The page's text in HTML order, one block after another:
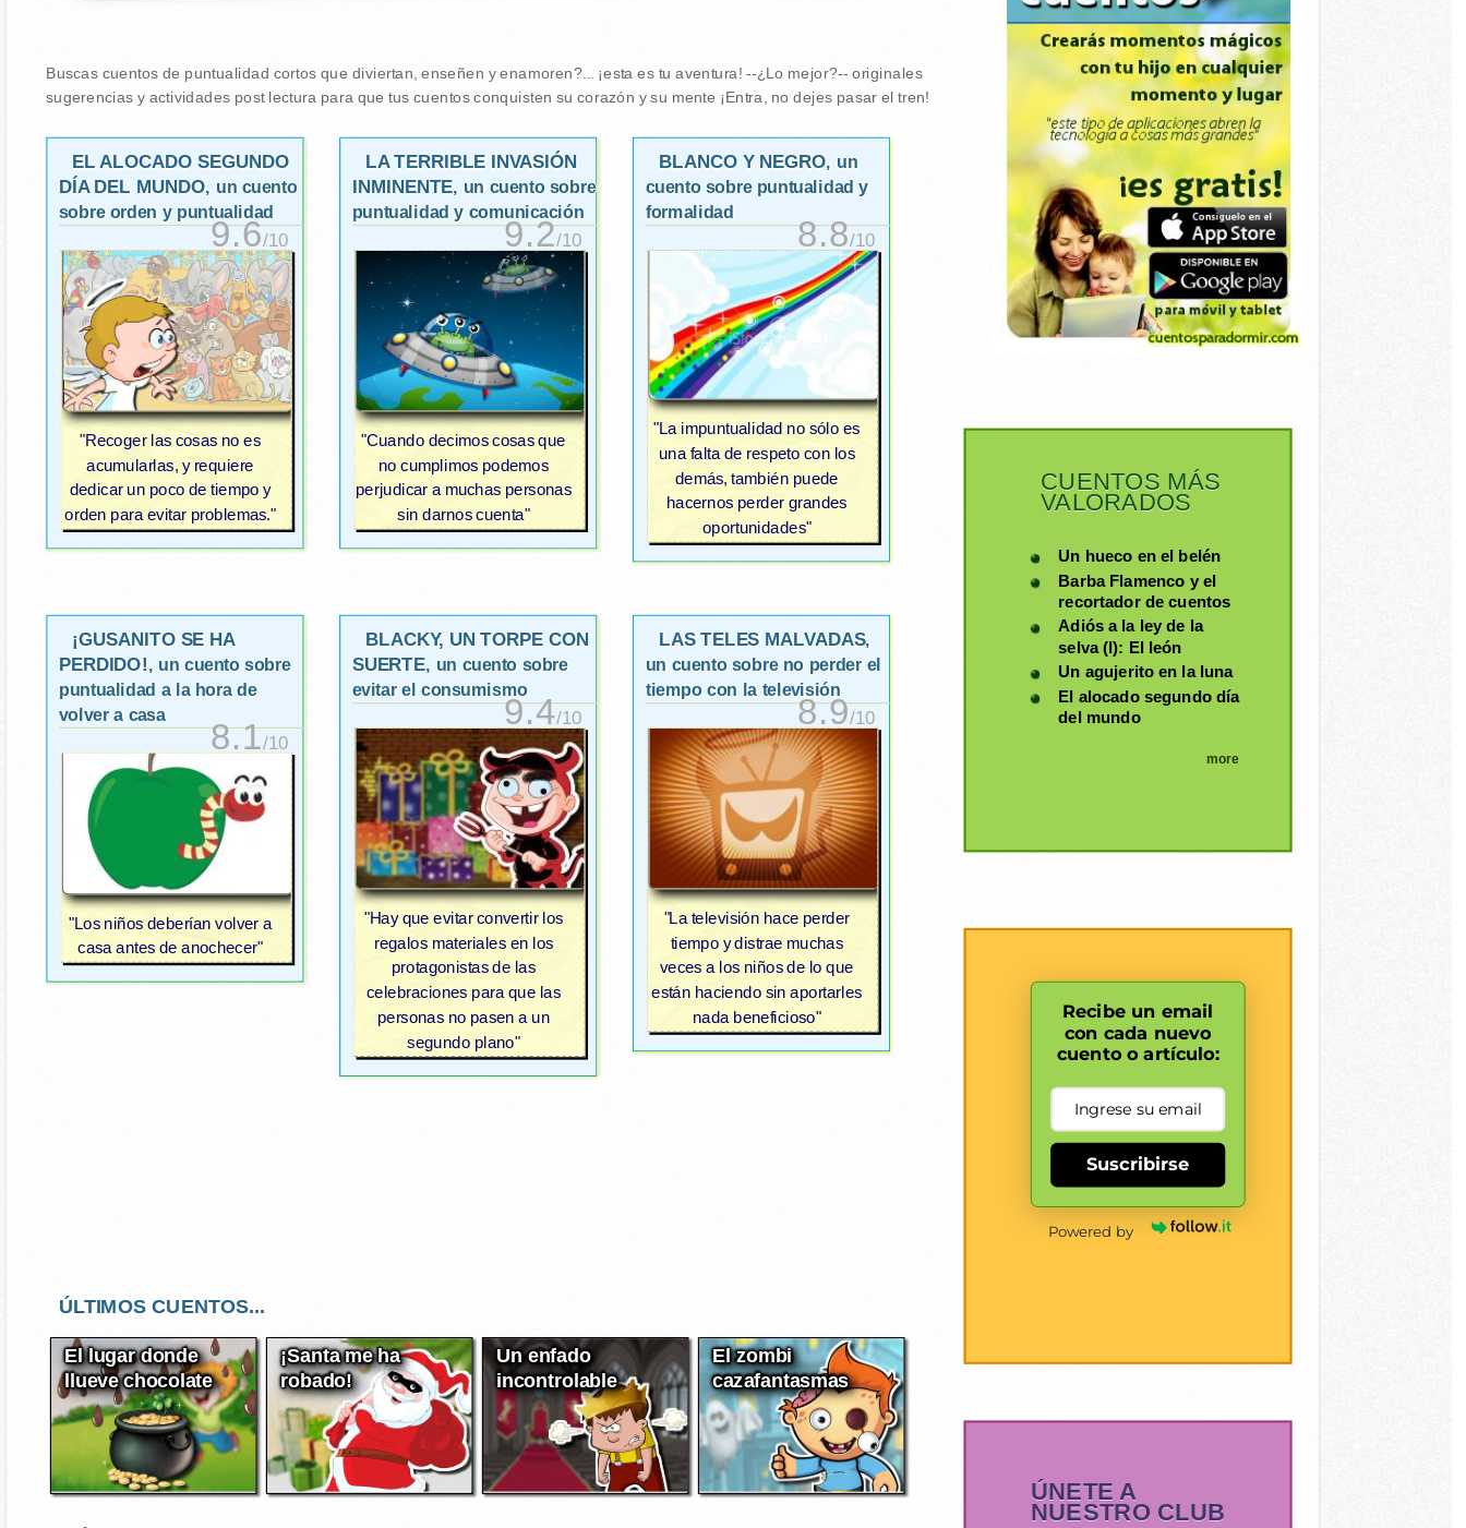
Buscas cuentos de puntualidad cortos que diviertan, enseñen y enamoren?... ¡esta es tu aventura! --¿Lo mejor?-- originales
sugerencias y actividades post lectura para que tus cuentos conquisten su corazón y su mente ¡Entra, no dejes pasar el tren!
EL ALOCADO SEGUNDO
DÍA DEL MUNDO, un cuento
sobre orden y puntualidad
9.6/10
"Recoger las cosas no es
acumularlas, y requiere
dedicar un poco de tiempo y
orden para evitar problemas."
LA TERRIBLE INVASIÓN
INMINENTE, un cuento sobre
puntualidad y comunicación
9.2/10
"Cuando decimos cosas que
no cumplimos podemos
perjudicar a muchas personas
sin darnos cuenta"
BLANCO Y NEGRO, un
cuento sobre puntualidad y
formalidad
8.8/10
"La impuntualidad no sólo es
una falta de respeto con los
demás, también puede
hacernos perder grandes
oportunidades"
¡GUSANITO SE HA
PERDIDO!, un cuento sobre
puntualidad a la hora de
volver a casa
8.1/10
"Los niños deberían volver a
casa antes de anochecer"
BLACKY, UN TORPE CON
SUERTE, un cuento sobre
evitar el consumismo
9.4/10
"Hay que evitar convertir los
regalos materiales en los
protagonistas de las
celebraciones para que las
personas no pasen a un
segundo plano"
LAS TELES MALVADAS,
un cuento sobre no perder el
tiempo con la televisión
8.9/10
"La televisión hace perder
tiempo y distrae muchas
veces a los niños de lo que
están haciendo sin aportarles
nada beneficioso"
ÚLTIMOS CUENTOS...
El lugar donde
llueve chocolate
¡Santa me ha
robado!
Un enfado
incontrolable
El zombi
cazafantasmas
CUENTOS MÁS
VALORADOS
Un hueco en el belén
Barba Flamenco y el
recortador de cuentos
Adiós a la ley de la
selva (I): El león
Un agujerito en la luna
El alocado segundo día
del mundo
more
Recibe un email
con cada nuevo
cuento o artículo:
Suscribirse
Powered by
ÚNETE A
NUESTRO CLUB